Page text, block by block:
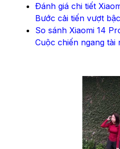
Đánh giá chi tiết
Bước cải tiến vượt
So sánh Xiaomi 14
Cuộc chiến ngang tài